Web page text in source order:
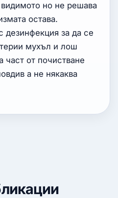
но не решава
остава.
дезинфекция за да се
мухъл и лош
част от почистване
а не някаква